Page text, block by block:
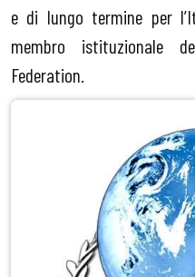
e di lungo termine per
membro istituzionale
Federation.